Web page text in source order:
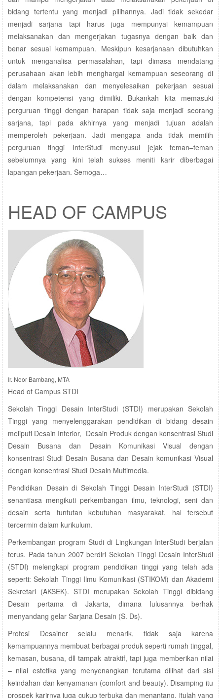
bidang tertentu yang menjadi pilihannya. Jadi tidak sekedar
menjadi sarjana tapi harus juga mempunyai kemampuan
melaksanakan dan mengerjakan tugasnya dengan baik dan
benar sesuai kemampuan. Meskipun kesarjanaan dibutuhkan
untuk menganalisa permasalahan, tapi dimasa mendatang
perusahaan akan lebih menghargai kemampuan seseorang di
dalam melaksanakan dan menyelesaikan pekerjaan sesuai
dengan kompetensi yang dimiliki. Bukankah kita memasuki
perguruan tinggi dengan harapan tidak saja menjadi seorang
sarjana, tapi pada akhirnya yang menjadi tujuan adalah
memperoleh pekerjaan. Jadi mengapa anda tidak memilih
perguruan tinggi InterStudi menyusul jejak teman–teman
sebelumnya yang kini telah sukses meniti karir diberbagai
lapangan pekerjaan. Semoga…
HEAD OF CAMPUS
Ir. Noor Bambang, MTA
Head of Campus STDI
Sekolah Tinggi Desain InterStudi (STDI) merupakan Sekolah
Tinggi yang menyelenggarakan pendidikan di bidang desain
meliputi Desain Interior, Desain Produk dengan konsentrasi Studi
Desain Busana dan Desain Komunikasi Visual dengan
konsentrasi Studi Desain Busana dan Desain komunikasi Visual
dengan konsentrasi Studi Desain Multimedia.
Pendidikan Desain di Sekolah Tinggi Desain InterStudi (STDI)
senantiasa mengikuti perkembangan ilmu, teknologi, seni dan
desain serta tuntutan kebutuhan masyarakat, hal tersebut
tercermin dalam kurikulum.
Perkembangan program Studi di Lingkungan InterStudi berjalan
terus. Pada tahun 2007 berdiri Sekolah Tinggi Desain InterStudi
(STDI) melengkapi program pendidikan tinggi yang telah ada
seperti: Sekolah Tinggi Ilmu Komunikasi (STIKOM) dan Akademi
Sekretari (AKSEK). STDI merupakan Sekolah Tinggi dibidang
Desain pertama di Jakarta, dimana lulusannya berhak
menyandang gelar Sarjana Desain (S. Ds).
Profesi Desainer selalu menarik, tidak saja karena
kemampuannya membuat berbagai produk seperti rumah tinggal,
kemasan, busana, dll tampak atraktif, tapi juga memberikan nilai
– nilai estetika yang menyenangkan terutama dilihat dari sisi
keindahan dan kenyamanan (comfort and beauty). Disamping itu
prospek karirnya juga cukup terbuka dan menantang, itulah yang